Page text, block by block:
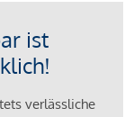
ist
verlässliche